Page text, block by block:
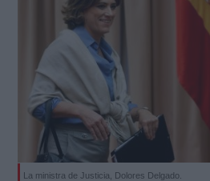
La ministra de Justicia, Dolores Delgado.
Legitimación:
Destinatarios: